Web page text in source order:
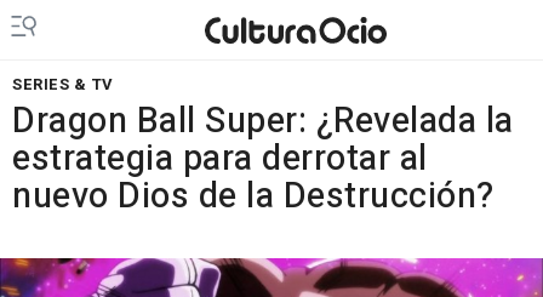
SERIES & TV
Dragon Ball Super: ¿Revelada la
estrategia para derrotar al
nuevo Dios de la Destrucción?